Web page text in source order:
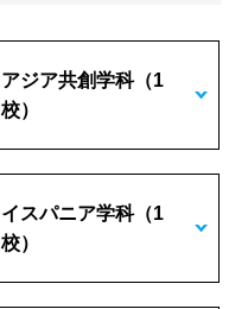
アジア共創学科（1
校）
イスパニア学科（1
校）